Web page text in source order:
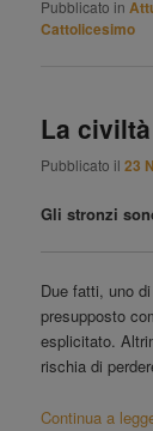
Pubblicato in
Cattolicesimo
La
Pubblicato il23
Gli stronzi
Due fatti, uno
presupposto
esplicitato.
rischia di
Continua a